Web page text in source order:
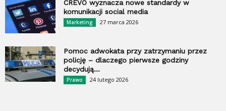
CREVO wyznacza nowe standardy w
komunikacji social media
Marketing 27 marca 2026
Pomoc adwokata przy zatrzymaniu przez
policję – dlaczego pierwsze godziny
decydują...
Prawo 24 lutego 2026